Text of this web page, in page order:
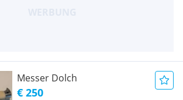
Messer Dolch
€ 250